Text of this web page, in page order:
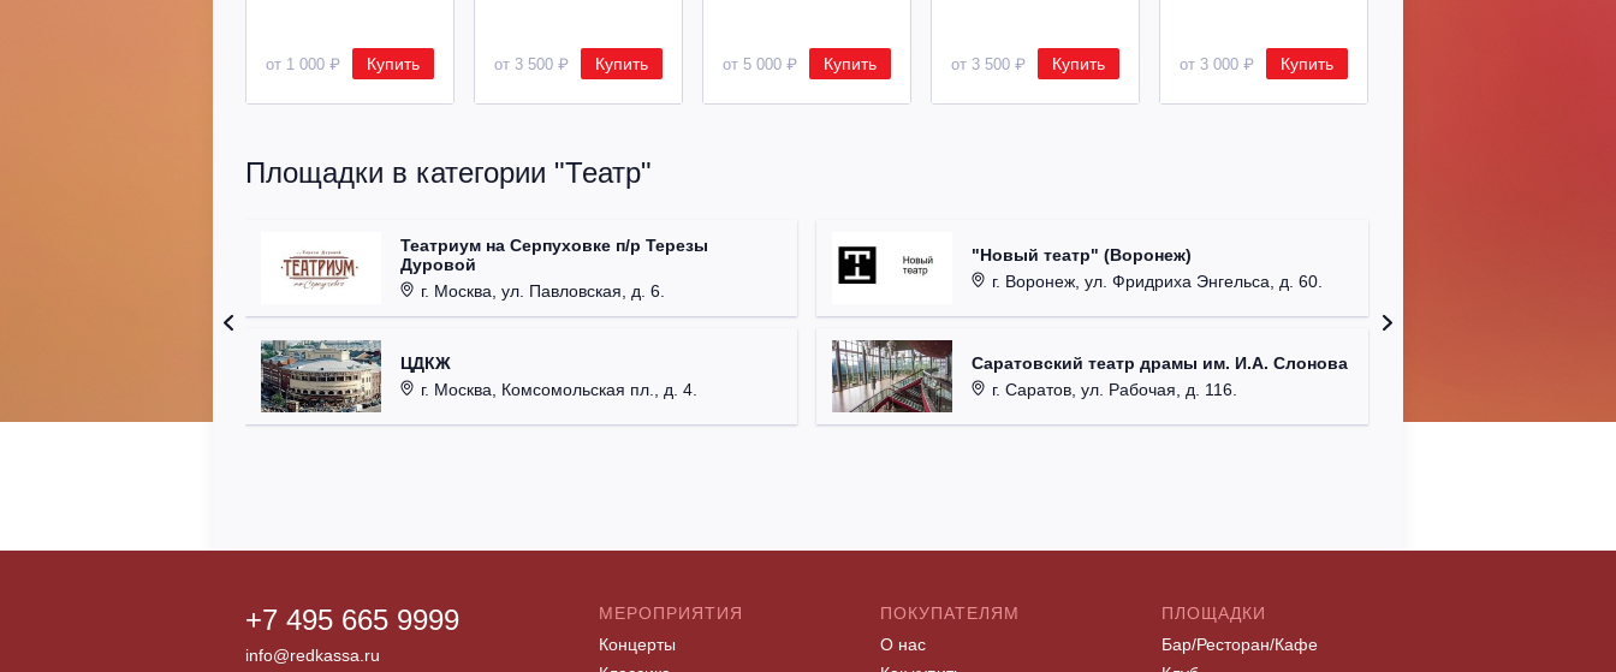
от 1 000 ₽ Купить от 3 500 ₽ Купить от 5 000 ₽ Купить от 3 500 ₽ Купить от 3 000 ₽ Купить
Площадки в категории "Театр"
Театриум на Серпуховке п/р Терезы
Дуровой
г. Москва, ул. Павловская, д. 6.
ЦДКЖ
г. Москва, Комсомольская пл., д. 4.
"Новый театр" (Воронеж)
г. Воронеж, ул. Фридриха Энгельса, д. 60.
Саратовский театр драмы им. И.А. Слонова
г. Саратов, ул. Рабочая, д. 116.
+7 495 665 9999
info@redkassa.ru
МЕРОПРИЯТИЯ
Концерты
ПОКУПАТЕЛЯМ
О нас
ПЛОЩАДКИ
Бар/Ресторан/Кафе